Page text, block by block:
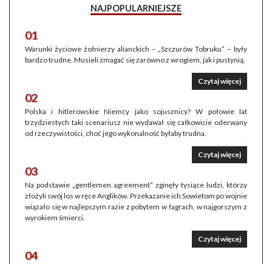
NAJPOPULARNIEJSZE
01
Warunki życiowe żołnierzy alianckich – „Szczurów Tobruku” – były
bardzo trudne. Musieli zmagać się zarówno z wrogiem, jak i pustynią.
Czytaj więcej
02
Polska i hitlerowskie Niemcy jako sojusznicy? W połowie lat
trzydziestych taki scenariusz nie wydawał się całkowicie oderwany
od rzeczywistości, choć jego wykonalność byłaby trudna.
Czytaj więcej
03
Na podstawie „gentlemen agreement” zginęły tysiące ludzi, którzy
złożyli swój los w ręce Anglików. Przekazanie ich Sowietom po wojnie
wiązało się w najlepszym razie z pobytem w łagrach, w najgorszym z
wyrokiem śmierci.
Czytaj więcej
04